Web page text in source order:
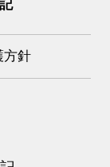
方針